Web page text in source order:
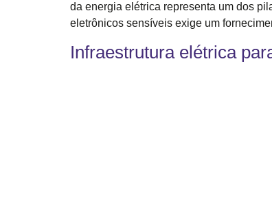
da energia elétrica representa um dos
eletrônicos sensíveis exige um
Infraestrutura elétrica